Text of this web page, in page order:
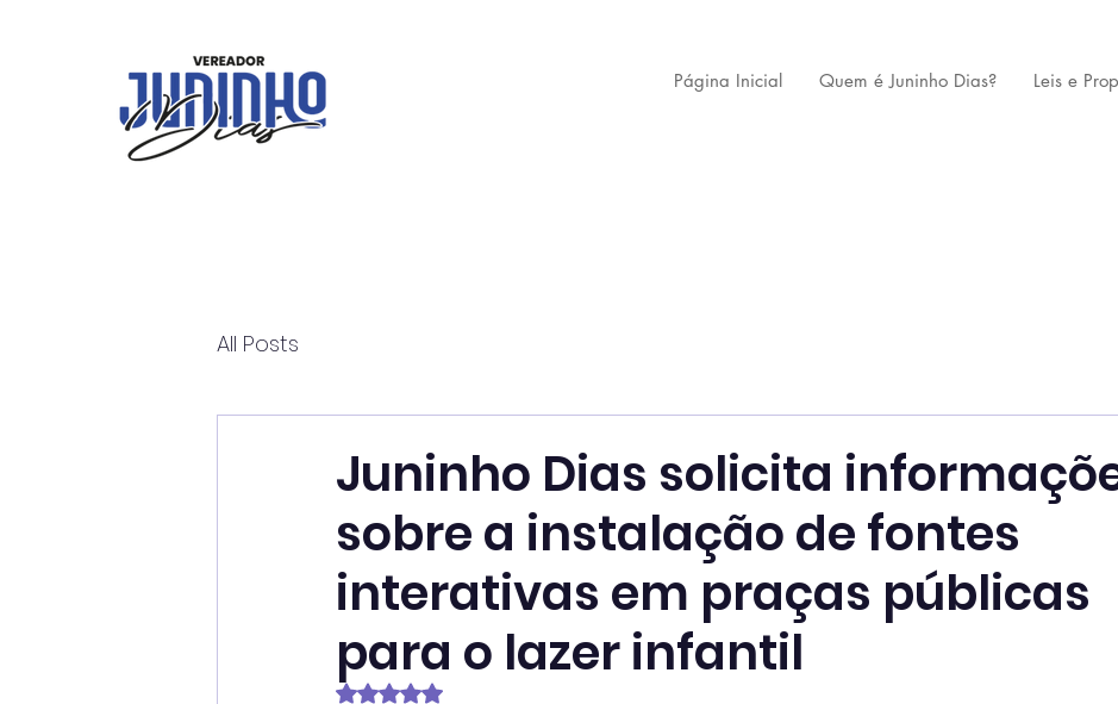
Página Inicial Quem é Juninho Dias? Leis e
All Posts
Juninho Dias solicita
sobre a instalação de fontes
interativas em praças públicas
para o lazer infantil
Avaliado com NaN de 5 estrelas.